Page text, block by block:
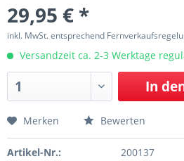
29,95 € *
inkl. MwSt. entsprechend
Versandzeit ca. 2-3 Werktage
In
Merken Bewerten
Artikel-Nr.: 200137